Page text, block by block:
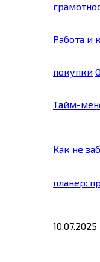
Работа и
покупки
Тайм-
Как не
планер:
10.07.2025